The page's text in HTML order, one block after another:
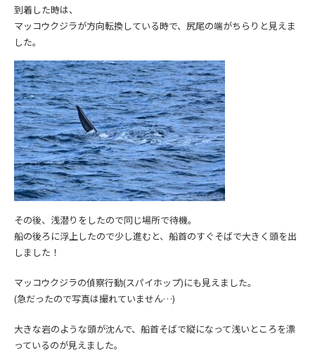
到着した時は、
マッコウクジラが方向転換している時で、尻尾の端がちらりと見えま
した。
その後、浅潜りをしたので同じ場所で待機。
船の後ろに浮上したので少し進むと、船首のすぐそばで大きく頭を出
しました！
マッコウクジラの偵察行動(スパイホップ)にも見えました。
(急だったので写真は撮れていません…)
大きな岩のような頭が沈んで、船首そばで縦になって浅いところを漂
っているのが見えました。